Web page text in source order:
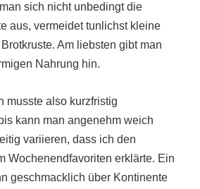
sich nicht unbedingt die
aus, vermeidet tunlichst kleine
Am liebsten gibt man
Nahrung hin.
musste also kurzfristig
kann man angenehm weich
variieren, dass ich den
Wochenendfavoriten erklärte. Ein
geschmacklich über Kontinente